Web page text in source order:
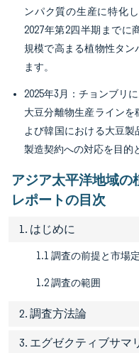
ンパク質の生産に特化
2027年第2四半期までに
規模で高まる植物性タ
ます。
2025年3月：チョンブリ
大豆分離物生産ライン
よび韓国における大豆
製造契約への対応を目的
アジア太平洋地域
レポートの目次
1. はじめに
1.1 調査の前提と市場
1.2 調査の範囲
2. 調査方法論
3. エグゼクティブサマ